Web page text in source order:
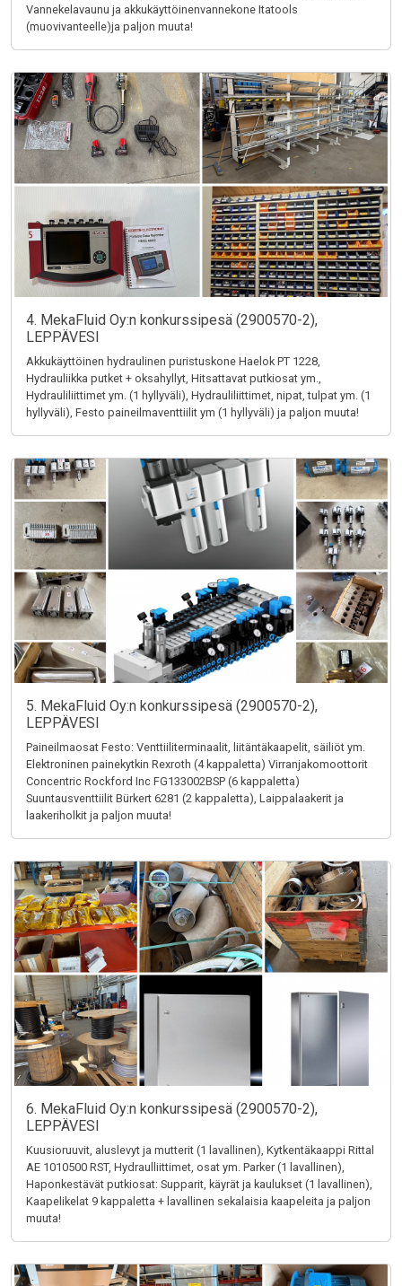
Vannekelavaunu ja akkukäyttöinenvannekone Itatools
(muovivanteelle)ja paljon muuta!
4. MekaFluid Oy:n konkurssipesä (2900570-2),
LEPPÄVESI
Akkukäyttöinen hydraulinen puristuskone Haelok PT 1228,
Hydrauliikka putket + oksahyllyt, Hitsattavat putkiosat ym.,
Hydrauliliittimet ym. (1 hyllyväli), Hydrauliliittimet, nipat, tulpat ym. (1
hyllyväli), Festo paineilmaventtiilit ym (1 hyllyväli) ja paljon muuta!
5. MekaFluid Oy:n konkurssipesä (2900570-2),
LEPPÄVESI
Paineilmaosat Festo: Venttiiliterminaalit, liitäntäkaapelit, säiliöt ym.
Elektroninen painekytkin Rexroth (4 kappaletta) Virranjakomoottorit
Concentric Rockford Inc FG133002BSP (6 kappaletta)
Suuntausventtiilit Bürkert 6281 (2 kappaletta), Laippalaakerit ja
laakeriholkit ja paljon muuta!
6. MekaFluid Oy:n konkurssipesä (2900570-2),
LEPPÄVESI
Kuusioruuvit, aluslevyt ja mutterit (1 lavallinen), Kytkentäkaappi Rittal
AE 1010500 RST, Hydraulliittimet, osat ym. Parker (1 lavallinen),
Haponkestävät putkiosat: Supparit, käyrät ja kaulukset (1 lavallinen),
Kaapelikelat 9 kappaletta + lavallinen sekalaisia kaapeleita ja paljon
muuta!